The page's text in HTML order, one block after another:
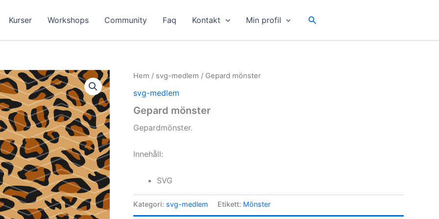
Kurser Workshops Community Faq Kontakt Min profil Sök
Hem / svg-medlem / Gepard mönster
svg-medlem
Gepard mönster
Gepardmönster.
Innehåll:
SVG
Kategori: svg-medlem Etikett: Mönster